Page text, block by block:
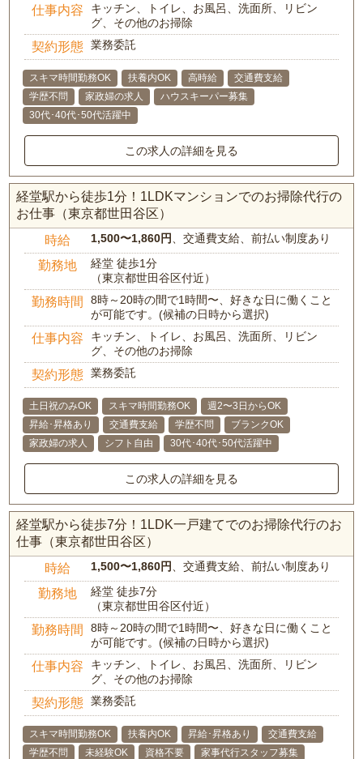
仕事内容
キッチン、トイレ、お風呂、洗面所、リビン
グ、その他のお掃除
契約形態 業務委託
スキマ時間勤務OK 扶養内OK 高時給
交通費支給
学歴不問
家政婦の求人
ハウスキーパー募集
30代･40代･50代活躍中
この求人の詳細を見る
経堂駅から徒歩1分！1LDKマンションでのお掃除代行の
お仕事（東京都世田谷区）
時給 1,500〜1,860円 、交通費支給、前払い制度あり
勤務地
経堂 徒歩1分
（東京都世田谷区付近）
勤務時間
8時～20時の間で1時間〜、好きな日に働くこと
が可能です。(候補の日時から選択)
仕事内容
キッチン、トイレ、お風呂、洗面所、リビン
グ、その他のお掃除
契約形態 業務委託
土日祝のみOK スキマ時間勤務OK
週2〜3日からOK
昇給･昇格あり
交通費支給 学歴不問
ブランクOK
家政婦の求人
シフト自由 30代･40代･50代活躍中
この求人の詳細を見る
経堂駅から徒歩7分！1LDK一戸建てでのお掃除代行のお
仕事（東京都世田谷区）
時給 1,500〜1,860円 、交通費支給、前払い制度あり
勤務地
経堂 徒歩7分
（東京都世田谷区付近）
勤務時間
8時～20時の間で1時間〜、好きな日に働くこと
が可能です。(候補の日時から選択)
仕事内容
キッチン、トイレ、お風呂、洗面所、リビン
グ、その他のお掃除
契約形態 業務委託
スキマ時間勤務OK 扶養内OK 昇給･昇格あり
交通費支給
学歴不問
未経験OK 資格不要
家事代行スタッフ募集